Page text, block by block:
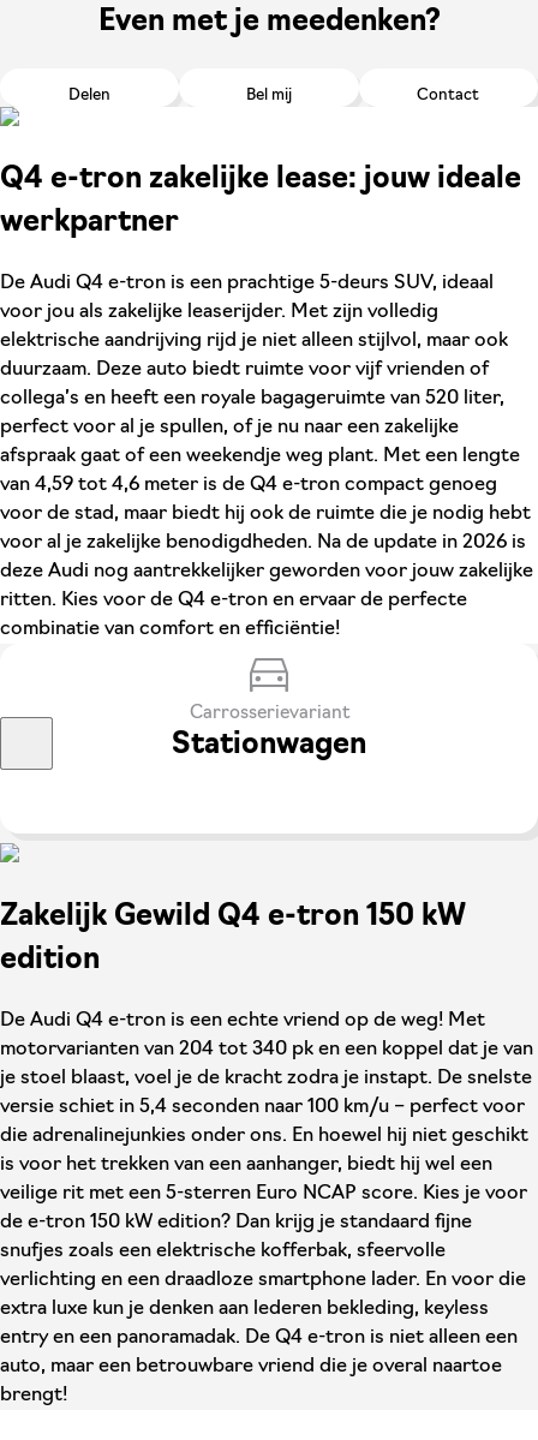
Even met je meedenken?
Delen Bel mij Contact
Q4 e-tron zakelijke lease: jouw ideale
werkpartner
De Audi Q4 e-tron is een prachtige 5-deurs SUV, ideaal
voor jou als zakelijke leaserijder. Met zijn volledig
elektrische aandrijving rijd je niet alleen stijlvol, maar ook
duurzaam. Deze auto biedt ruimte voor vijf vrienden of
collega’s en heeft een royale bagageruimte van 520 liter,
perfect voor al je spullen, of je nu naar een zakelijke
afspraak gaat of een weekendje weg plant. Met een lengte
van 4,59 tot 4,6 meter is de Q4 e-tron compact genoeg
voor de stad, maar biedt hij ook de ruimte die je nodig hebt
voor al je zakelijke benodigdheden. Na de update in 2026 is
deze Audi nog aantrekkelijker geworden voor jouw zakelijke
ritten. Kies voor de Q4 e-tron en ervaar de perfecte
combinatie van comfort en efficiëntie!
Carrosserievariant
Stationwagen
Zakelijk Gewild Q4 e-tron 150 kW
edition
De Audi Q4 e-tron is een echte vriend op de weg! Met
motorvarianten van 204 tot 340 pk en een koppel dat je van
je stoel blaast, voel je de kracht zodra je instapt. De snelste
versie schiet in 5,4 seconden naar 100 km/u – perfect voor
die adrenalinejunkies onder ons. En hoewel hij niet geschikt
is voor het trekken van een aanhanger, biedt hij wel een
veilige rit met een 5-sterren Euro NCAP score. Kies je voor
de e-tron 150 kW edition? Dan krijg je standaard fijne
snufjes zoals een elektrische kofferbak, sfeervolle
verlichting en een draadloze smartphone lader. En voor die
extra luxe kun je denken aan lederen bekleding, keyless
entry en een panoramadak. De Q4 e-tron is niet alleen een
auto, maar een betrouwbare vriend die je overal naartoe
brengt!